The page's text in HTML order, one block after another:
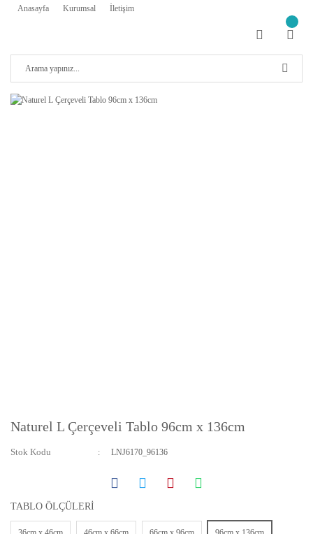
Anasayfa Kurumsal İletişim
Naturel L Çerçeveli Tablo 96cm x 136cm
Stok Kodu LNJ6170_96136
TABLO ÖLÇÜLERİ